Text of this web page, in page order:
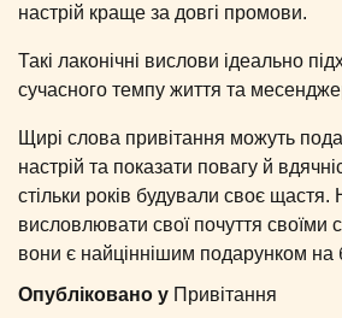
настрій краще за довгі промови.
Такі лаконічні вислови ідеально
сучасного темпу життя та
Щирі слова привітання можуть
настрій та показати повагу й
стільки років будували своє щастя.
висловлювати свої почуття
вони є найціннішим подарунком на
Опубліковано у Привітання